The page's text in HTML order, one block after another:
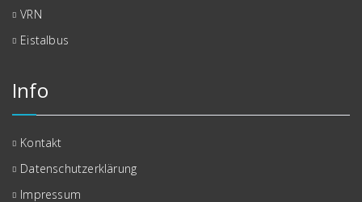
VRN
Eistalbus
Info
Kontakt
Datenschutzerklärung
Impressum